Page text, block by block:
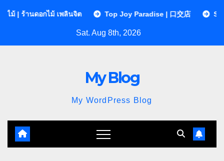
ม้ เพลินจิต Top Joy Paradise | 口交店 Sequences
Sat. Aug 8th, 2026
My Blog
My WordPress Blog